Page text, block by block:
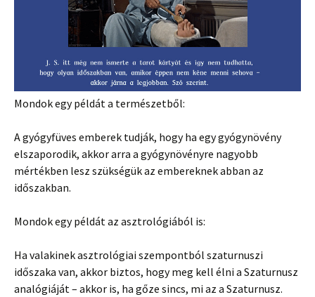
Mondok egy példát a természetből:
A gyógyfüves emberek tudják, hogy ha egy gyógynövény
elszaporodik, akkor arra a gyógynövényre nagyobb
mértékben lesz szükségük az embereknek abban az
időszakban.
Mondok egy példát az asztrológiából is:
Ha valakinek asztrológiai szempontból szaturnuszi
időszaka van, akkor biztos, hogy meg kell élni a Szaturnusz
analógiáját – akkor is, ha gőze sincs, mi az a Szaturnusz.